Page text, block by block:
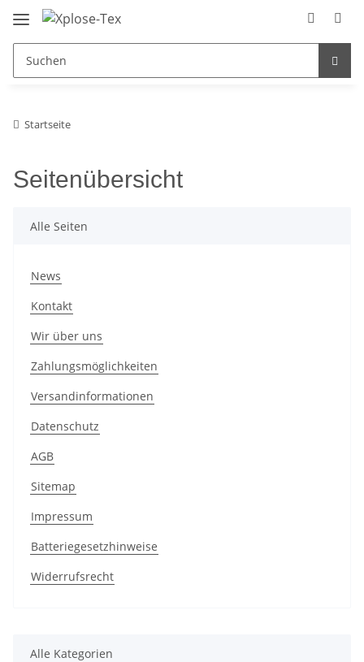
Startseite
Seitenübersicht
Alle Seiten
News
Kontakt
Wir über uns
Zahlungsmöglichkeiten
Versandinformationen
Datenschutz
AGB
Sitemap
Impressum
Batteriegesetzhinweise
Widerrufsrecht
Alle Kategorien